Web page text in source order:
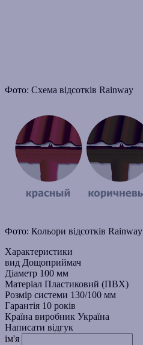
Фото: Схема відсотків Rainway
Фото: Кольори відсотків Rainway
Характеристики
вид Дощоприймач
Діаметр 100 мм
Матеріал Пластиковий (ПВХ)
Розмір системи 130/100 мм
Гарантія 10 років
Країна виробник Україна
Написати відгук
ім'я